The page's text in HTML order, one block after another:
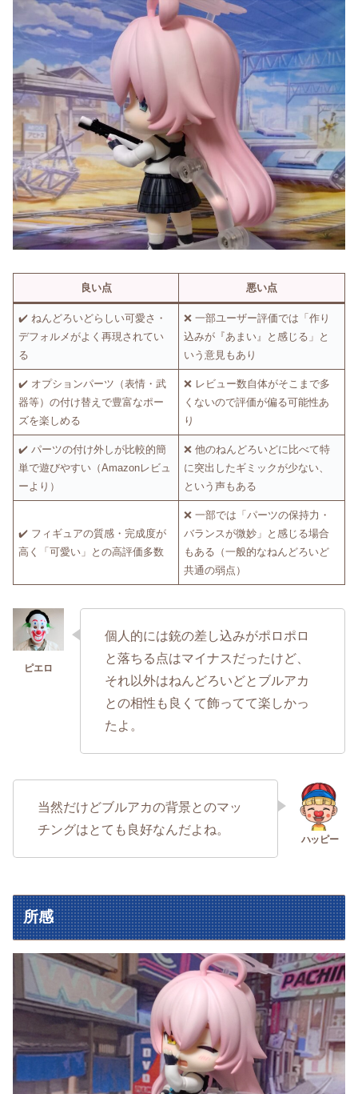
良い点 悪い点
✔️ ねんどろいどらしい可愛さ・
デフォルメがよく再現されてい
る
❌ 一部ユーザー評価では「作り
込みが『あまい』と感じる」と
いう意見もあり
✔️ オプションパーツ（表情・武
器等）の付け替えで豊富なポー
ズを楽しめる
❌ レビュー数自体がそこまで多
くないので評価が偏る可能性あ
り
✔️ パーツの付け外しが比較的簡
単で遊びやすい（Amazonレビュ
ーより）
❌ 他のねんどろいどに比べて特
に突出したギミックが少ない、
という声もある
✔️ フィギュアの質感・完成度が
高く「可愛い」との高評価多数
❌ 一部では「パーツの保持力・
バランスが微妙」と感じる場合
もある（一般的なねんどろいど
共通の弱点）
個人的には銃の差し込みがポロポロ
と落ちる点はマイナスだったけど、
それ以外はねんどろいどとブルアカ
との相性も良くて飾ってて楽しかっ
たよ。
当然だけどブルアカの背景とのマッ
チングはとても良好なんだよね。
所感